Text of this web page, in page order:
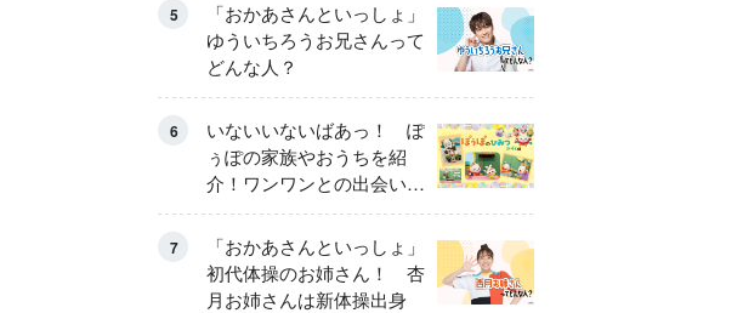
5
「おかあさんといっしょ」
ゆういちろうお兄さんって
どんな人？
6
いないいないばあっ！ ぽ
ぅぽの家族やおうちを紹
介！ワンワンとの出会いの
瞬間も
7
「おかあさんといっしょ」
初代体操のお姉さん！ 杏
月お姉さんは新体操出身